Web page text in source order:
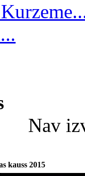
Nav
kauss 2015